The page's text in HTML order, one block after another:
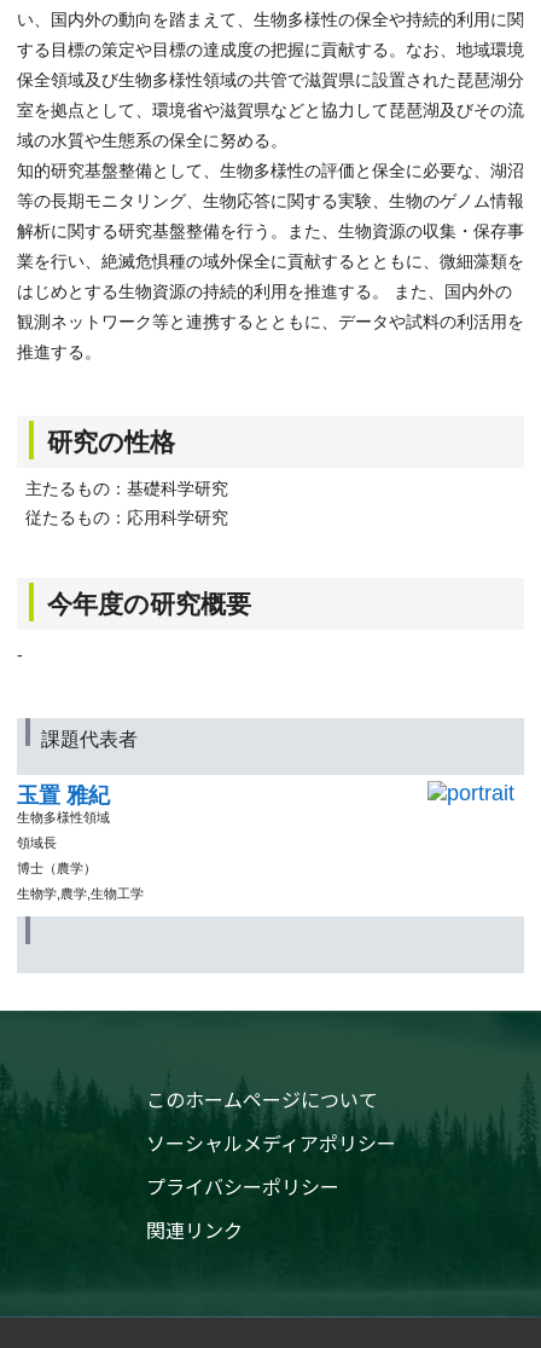
い、国内外の動向を踏まえて、生物多様性の保全や持続的利用に関
する目標の策定や目標の達成度の把握に貢献する。なお、地域環境
保全領域及び生物多様性領域の共管で滋賀県に設置された琵琶湖分
室を拠点として、環境省や滋賀県などと協力して琵琶湖及びその流
域の水質や生態系の保全に努める。
知的研究基盤整備として、生物多様性の評価と保全に必要な、湖沼
等の長期モニタリング、生物応答に関する実験、生物のゲノム情報
解析に関する研究基盤整備を行う。また、生物資源の収集・保存事
業を行い、絶滅危惧種の域外保全に貢献するとともに、微細藻類を
はじめとする生物資源の持続的利用を推進する。 また、国内外の
観測ネットワーク等と連携するとともに、データや試料の利活用を
推進する。
研究の性格
主たるもの：基礎科学研究
従たるもの：応用科学研究
今年度の研究概要
-
課題代表者
玉置 雅紀
生物多様性領域
領域長
博士（農学）
生物学,農学,生物工学
このホームページについて
ソーシャルメディアポリシー
プライバシーポリシー
関連リンク